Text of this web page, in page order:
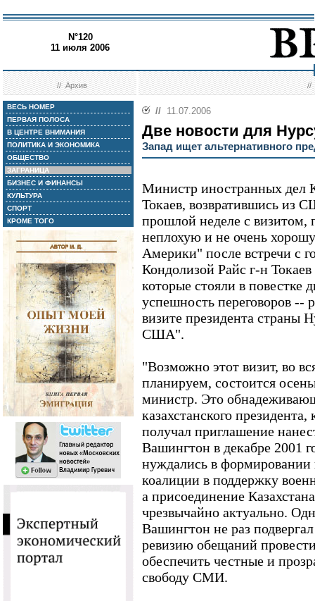
N°120
11 июля 2006
//Архив //
ВЕСЬ НОМЕР
ПЕРВАЯ ПОЛОСА
В ЦЕНТРЕ ВНИМАНИЯ
ПОЛИТИКА И ЭКОНОМИКА
ОБЩЕСТВО
ЗАГРАНИЦА
БИЗНЕС И ФИНАНСЫ
КУЛЬТУРА
СПОРТ
КРОМЕ ТОГО
// 11.07.2006
Две новости для
Запад ищет альтернативного
Министр иностранных дел
Токаев, возвратившись из
прошлой неделе с визитом,
неплохую и не очень
Америки" после встречи с
Кондолизой Райс г-н
которые стояли в повестке
успешность переговоров --
визите президента страны
США".
"Возможно этот визит, во
планируем, состоится
министр. Это
казахстанского
получал приглашение
Вашингтон в декабре 2001
нуждались в
коалиции в поддержку
а присоединение
чрезвычайно актуально.
Вашингтон не раз
ревизию обещаний
обеспечить честные и
свободу СМИ.